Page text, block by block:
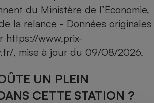
du Ministère de l’Economie,
la relance - Données originales
https://www.prix-
, mise à jour du 09/08/2026.
UN PLEIN
CETTE STATION ?